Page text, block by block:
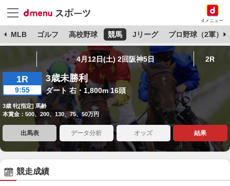
dメニュー
MLB ゴルフ 高校野球 競馬 Jリーグ プロ野球（2軍）
4月12日(土) 2回阪神5日 2R
1R
9:55
3歳未勝利
ダート 右・1,800m 16頭
3歳 牝[指定] 馬齢
本賞金：500、200、130、75、50万円
出馬表 データ分析 オッズ 結果
競走成績